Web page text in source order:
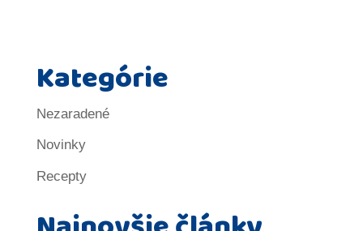
Kategórie
Nezaradené
Novinky
Recepty